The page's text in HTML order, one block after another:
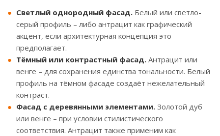
Светлый однородный фасад. Белый или светло-
серый профиль – либо антрацит как графический
акцент, если архитектурная концепция это
предполагает.
Тёмный или контрастный фасад. Антрацит или
венге – для сохранения единства тональности. Белый
профиль на тёмном фасаде создаёт нежелательный
контраст.
Фасад с деревянными элементами. Золотой дуб
или венге – при условии стилистического
соответствия. Антрацит также применим как